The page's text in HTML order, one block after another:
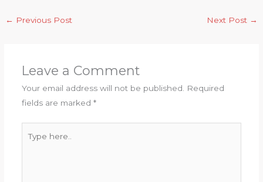
← Previous Post Next Post →
Leave a Comment
Your email address will not be published. Required
fields are marked *
here..